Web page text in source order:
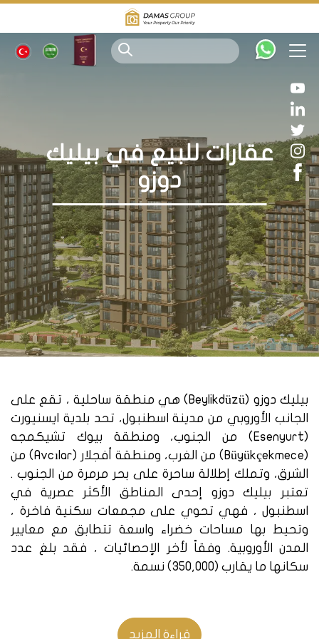
عقارات للبيع في بيليك
دوزو
بيليك دوزو (Beylikdüzü) هي منطقة ساحلية ، تقع على
الجانب الأوروبي من مدينة اسطنبول، تحد بلدية ايسنيورت
(Esenyurt) من الجنوب، ومنطقة بيوك تشيكمجه
(Büyükçekmece) من الغرب، ومنطقة أفجلار (Avcılar) من
الشرق، وتملك إطلالة ساحرة على بحر مرمرة من الجنوب .
تعتبر بيليك دوزو إحدى المناطق الأكثر عصرية في
اسطنبول ، فهي تحوي على مجمعات سكنية فاخرة ،
وتحيط بها مساحات خضراء واسعة تتطابق مع معايير
المدن الأوروبية. وفقاً لأخر الإحصائيات ، فقد بلغ عدد
سكانها ما يقارب (350,000) نسمة.
تتميز أحياء منطقة بيليك دوزو بحداثتها وهدوئها ، فهي
قراءة المزيد